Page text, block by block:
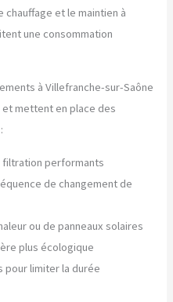
chauffage et le maintien à
une consommation
à Villefranche-sur-Saône
mettent en place des
performants
de changement de
ou de panneaux solaires
plus écologique
pour limiter la durée